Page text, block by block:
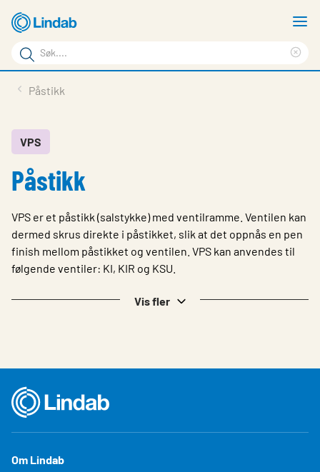
hovedinnhold
Søkeord
Søk
på
Last ned
Om Lindab
Kontakt oss
Påstikk
VPS
Påstikk
VPS er et påstikk (salstykke) med ventilramme. Ventilen kan
dermed skrus direkte i påstikket, slik at det oppnås en pen
finish mellom påstikket og ventilen. VPS kan anvendes til
følgende ventiler: KI, KIR og KSU.
Vis fler
Om Lindab